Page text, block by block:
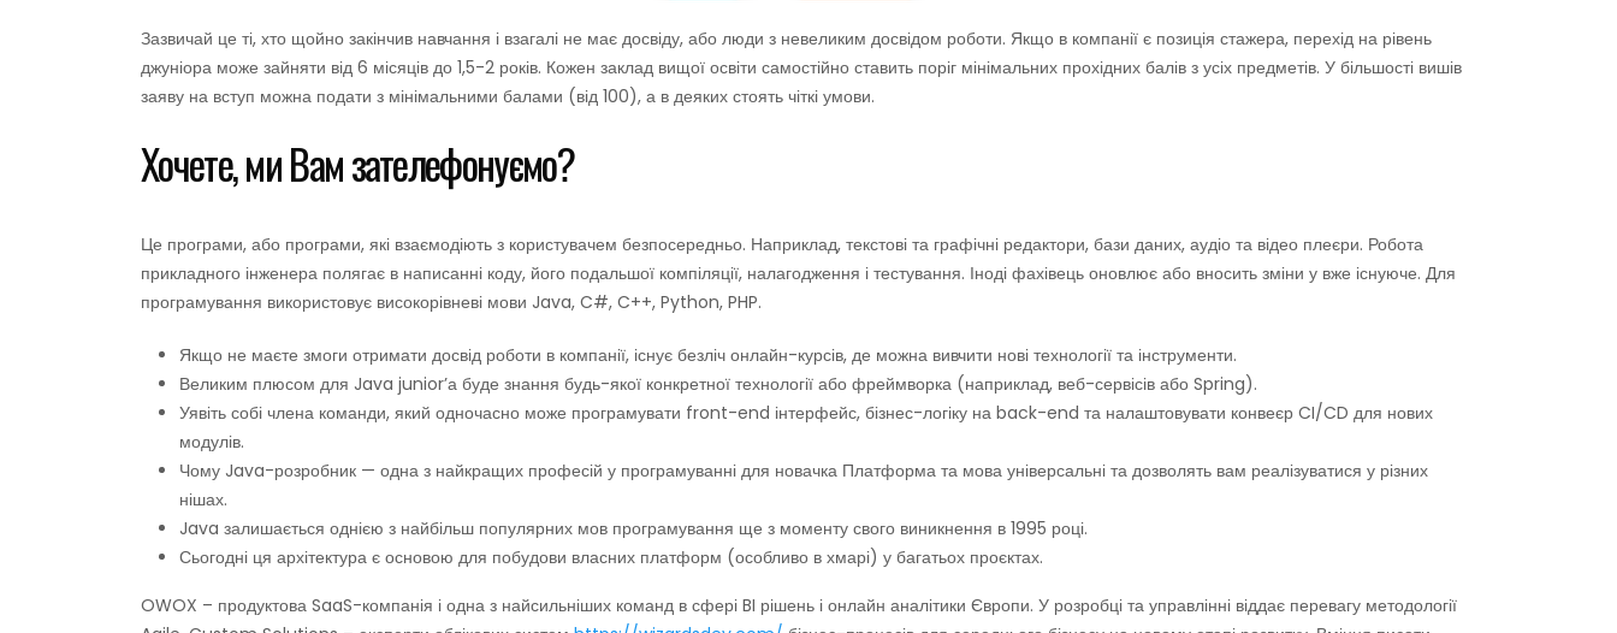
Зазвичай це ті, хто щойно закінчив навчання і взагалі не має досвіду, або люди з невеликим досвідом роботи. Якщо в компанії є позиція стажера, перехід на рівень
джуніора може зайняти від 6 місяців до 1,5-2 років. Кожен заклад вищої освіти самостійно ставить поріг мінімальних прохідних балів з усіх предметів. У більшості вишів
заяву на вступ можна подати з мінімальними балами (від 100), а в деяких стоять чіткі умови.
Хочете, ми Вам зателефонуємо?
Це програми, або програми, які взаємодіють з користувачем безпосередньо. Наприклад, текстові та графічні редактори, бази даних, аудіо та відео плеєри. Робота
прикладного інженера полягає в написанні коду, його подальшої компіляції, налагодження і тестування. Іноді фахівець оновлює або вносить зміни у вже існуюче. Для
програмування використовує високорівневі мови Java, C#, C++, Python, PHP.
Якщо не маєте змоги отримати досвід роботи в компанії, існує безліч онлайн-курсів, де можна вивчити нові технології та інструменти.
Великим плюсом для Java junior’а буде знання будь-якої конкретної технології або фреймворка (наприклад, веб-сервісів або Spring).
Уявіть собі члена команди, який одночасно може програмувати front-end інтерфейс, бізнес-логіку на back-end та налаштовувати конвеєр CI/CD для нових
модулів.
Чому Java-розробник — одна з найкращих професій у програмуванні для новачка Платформа та мова універсальні та дозволять вам реалізуватися у різних
нішах.
Java залишається однією з найбільш популярних мов програмування ще з моменту свого виникнення в 1995 році.
Сьогодні ця архітектура є основою для побудови власних платформ (особливо в хмарі) у багатьох проєктах.
OWOX – продуктова SaaS-компанія і одна з найсильніших команд в сфері BI рішень і онлайн аналітики Європи. У розробці та управлінні віддає перевагу методології